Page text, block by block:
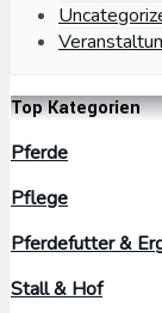
Top Kategorien
Pferde
Pflege
Pferdefutter &
Stall & Hof